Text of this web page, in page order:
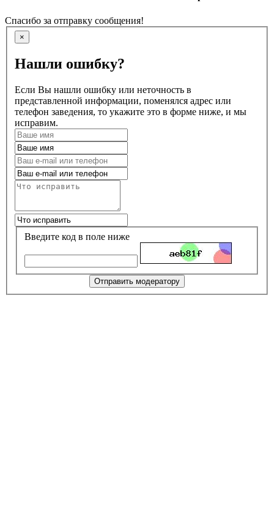
Спасибо за отправку сообщения!
×
Нашли ошибку?
Если Вы нашли ошибку или неточность в
представленной информации, поменялся адрес или
телефон заведения, то укажите это в форме ниже, и мы
исправим.
Введите код в поле ниже
Отправить модератору